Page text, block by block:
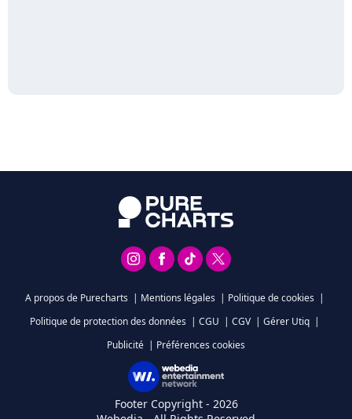
A propos de Purecharts | Mentions légales | Politique de cookies |
Politique de protection des données | CGU | CGV | Gérer Utiq |
Publicité | Préférences cookies
Footer Copyright - 2026